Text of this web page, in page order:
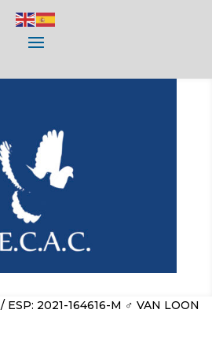
/ ESP: 2021-164616-M ♂ VAN LOON